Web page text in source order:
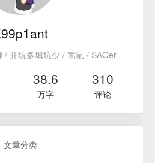
/ 开坑多填坑少 / 嵩鼠 / SAOer
38.6
万字
310
评论
文章分类